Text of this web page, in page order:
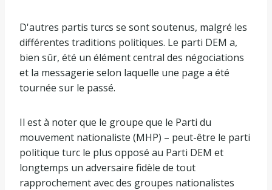
D'autres partis turcs se sont soutenus, malgré les
différentes traditions politiques. Le parti DEM a,
bien sûr, été un élément central des négociations
et la messagerie selon laquelle une page a été
tournée sur le passé.
Il est à noter que le groupe que le Parti du
mouvement nationaliste (MHP) – peut-être le parti
politique turc le plus opposé au Parti DEM et
longtemps un adversaire fidèle de tout
rapprochement avec des groupes nationalistes